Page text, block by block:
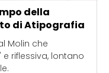
della
di Atipografia
Molin che
riflessiva, lontano